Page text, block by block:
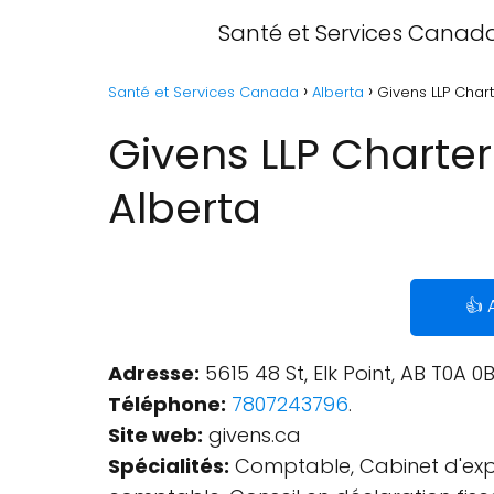
Santé et Services
Santé et Services Canada Alberta Givens LLP
Givens LLP
Alberta
👍
Adresse: 5615 48 St, Elk Point, AB T0A
Téléphone: 7807243796.
Site web: givens.ca
Spécialités: Comptable, Cabinet